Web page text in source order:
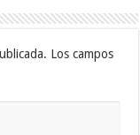
Los campos